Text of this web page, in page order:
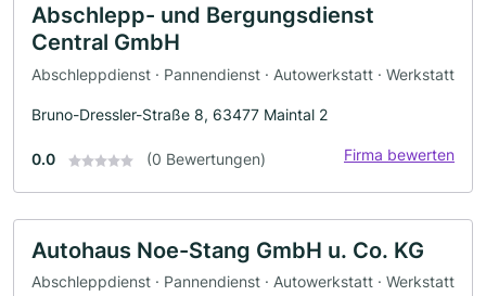
Abschlepp- und Bergungsdienst
Central GmbH
Abschleppdienst · Pannendienst · Autowerkstatt · Werkstatt
Bruno-Dressler-Straße 8, 63477 Maintal 2
0.0 (0 Bewertungen) Firma bewerten
Autohaus Noe-Stang GmbH u. Co. KG
Abschleppdienst · Pannendienst · Autowerkstatt · Werkstatt